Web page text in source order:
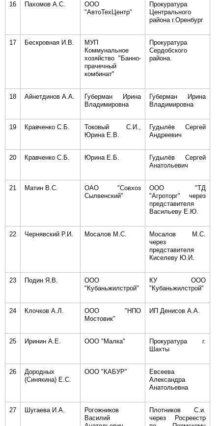
16 Пахомов А.С.
ООО
"АвтоТехЦентр"
Прокуратура
Центрального
района г.Оренбург
17 Бескровная И.В.
МУП
Коммунальное
хозяйство "Банно-
прачечный
комбинат"
Прокуратура
Сердобского
района.
18 Айнетдинов А.А.
Губерман Ирина
Владимировна
Губерман Ирина
Владимировна
19 Кравченко С.Б.
Токовый С.И.,
Юрина Е.В.
Гудылёв Сергей
Андреевич
20 Кравченко С.Б. Юрина Е.Б.
Гудылёв Сергей
Анатольевич
21 Матин В.С.
ОАО "Совхоз
Сылвенский"
ООО "ТД
"Агроторг" через
представителя
Васильеву Е.Ю.
22 Чернявский Р.И. Мосалов М.С.
Мосалов М.С.
через
представителя
Киселеву Ю.И.
23 Подин Я.В.
ООО
"Кубаньжилстрой"
КУ ООО
"Кубаньжилстрой"
24 Клочков А.Л.
ООО "НПО
Мостовик"
ИП Денисов А.А.
25 Иринин А.Е. ООО "Малка"
Прокуратура г.
Шахты
26
Дородных
(Синякина) Е.С.
ООО "КАБУР"
Евсеева
Александра
Анатольевна
27 Шугаева И.А.
Рогожников
Василий
Плотников С.и.
через Росреестр